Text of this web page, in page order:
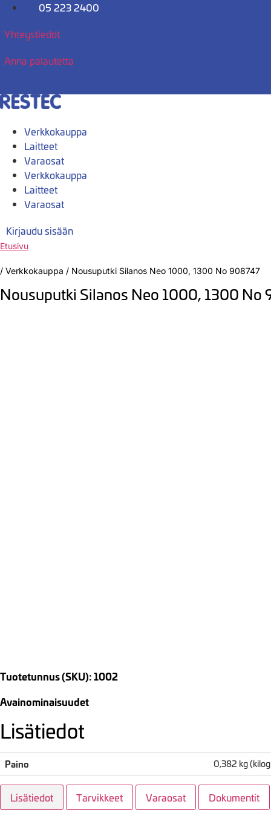
Mene
05 223 2400
Yhteystiedot
Anna palautetta
Verkkokauppa
Laitteet
Varaosat
Verkkokauppa
Laitteet
Varaosat
Kirjaudu sisään
Etusivu
/ Verkkokauppa / Nousuputki Silanos Neo 1000, 1300 No 908747
Nousuputki Silanos Neo 1000, 1300 No
Tuotetunnus (SKU): 1002
Avainominaisuudet
Lisätiedot
Paino 0,382 kg
Lisätiedot Tarvikkeet Varaosat Dokumentit